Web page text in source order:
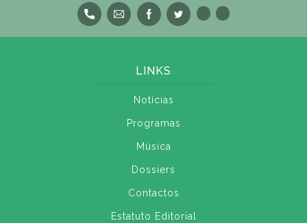
LINKS
Notícias
Programas
Música
Dossiers
Contactos
Estatuto Editorial